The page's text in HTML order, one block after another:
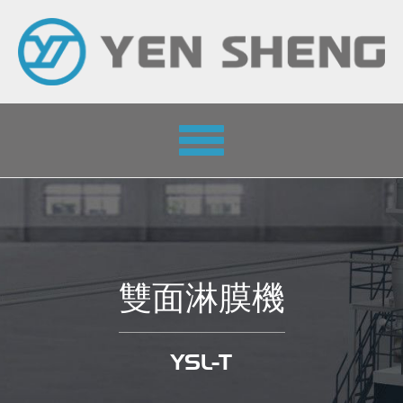
Toggle
navigation
雙面淋膜機
YSL-T